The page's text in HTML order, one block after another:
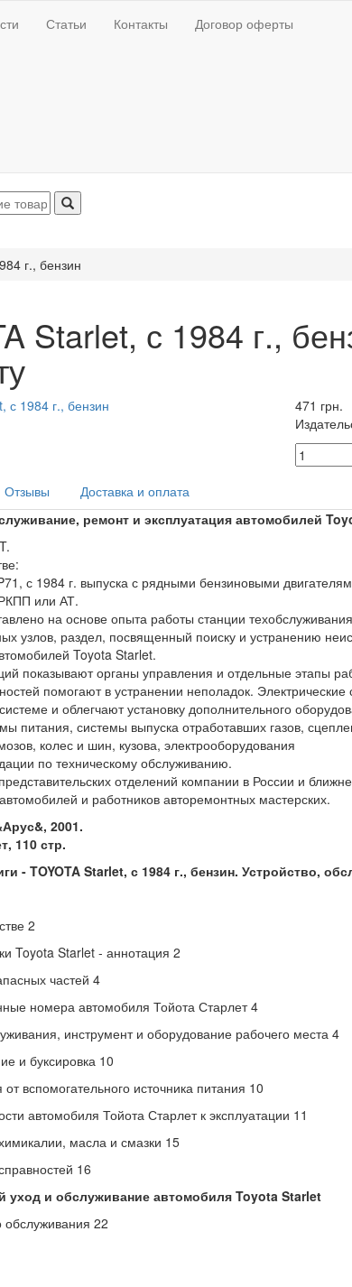
Статьи Контакты Договор оферты
г., бензин
Starlet, с 1984 г.,
471 грн.
Отзывы
Доставка и оплата
ремонт и эксплуатация автомобилей
с 1984 г. выпуска с рядными бензиновыми
или АТ.
на основе опыта работы станции
узлов, раздел, посвященный поиску и устранению
Toyota Starlet.
показывают органы управления и отдельные этапы
помогают в устранении неполадок.
и облегчают установку дополнительного
питания, системы выпуска отработавших газов,
колес и шин, кузова, электрооборудования
по техническому обслуживанию.
отделений компании в России и
и работников авторемонтных мастерских.
2001.
110 стр.
- TOYOTA Starlet, с 1984 г., бензин. Устройство,
2
Toyota Starlet - аннотация 2
частей 4
номера автомобиля Тойота Старлет 4
инструмент и оборудование рабочего места 4
и буксировка 10
от вспомогательного источника питания 10
автомобиля Тойота Старлет к эксплуатации 11
масла и смазки 15
16
уход и обслуживание автомобиля Toyota Starlet
обслуживания 22